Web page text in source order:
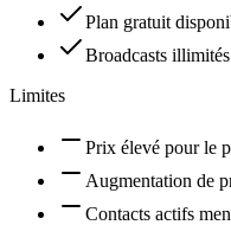
Plan gratuit
Broadcasts
Limites
Prix élevé pour le
Augmentation de
Contacts actifs